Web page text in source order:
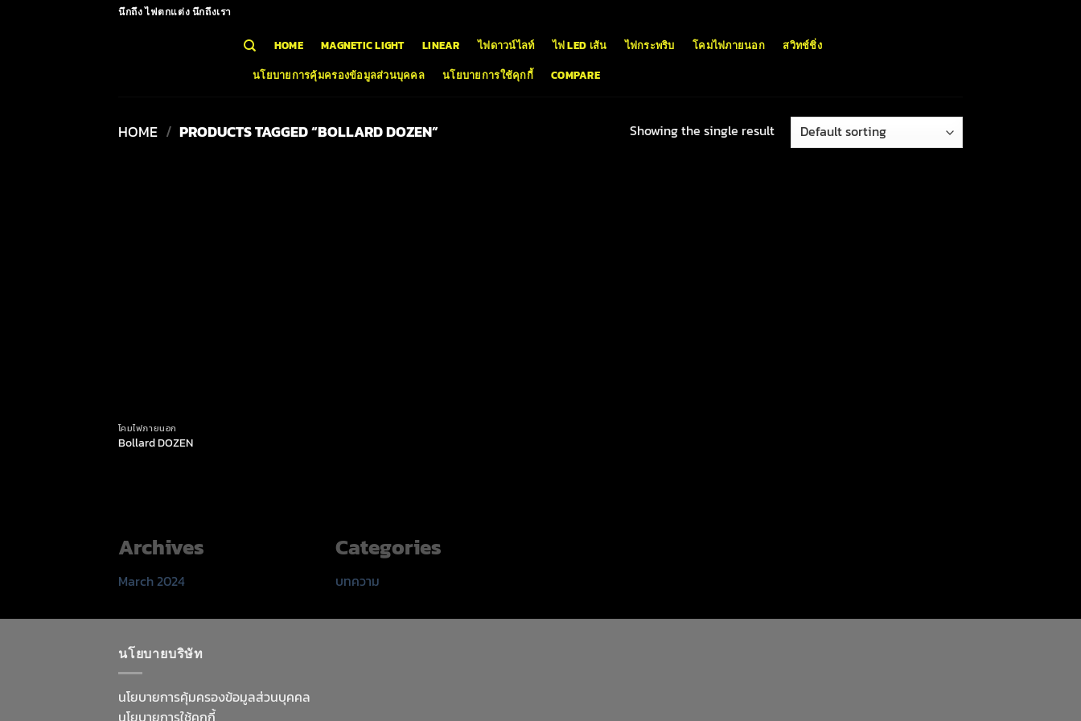
นึกถึง ไฟตกแต่ง นึกถึงเรา
HOME MAGNETIC LIGHT LINEAR ไฟดาวน์ไลท์ ไฟ LED เส้น ไฟกระพริบ โคมไฟภายนอก
สวิทช์ชิ่ง
นโยบายการคุ้มครองข้อมูลส่วนบุคคล
นโยบายการใช้คุกกี้ COMPARE
HOME / PRODUCTS TAGGED “BOLLARD DOZEN” Showing the single result
โคมไฟภายนอก
Bollard DOZEN
Archives
March 2024
Categories
บทความ
นโยบายบริษัท
นโยบายการคุ้มครองข้อมูลส่วนบุคคล